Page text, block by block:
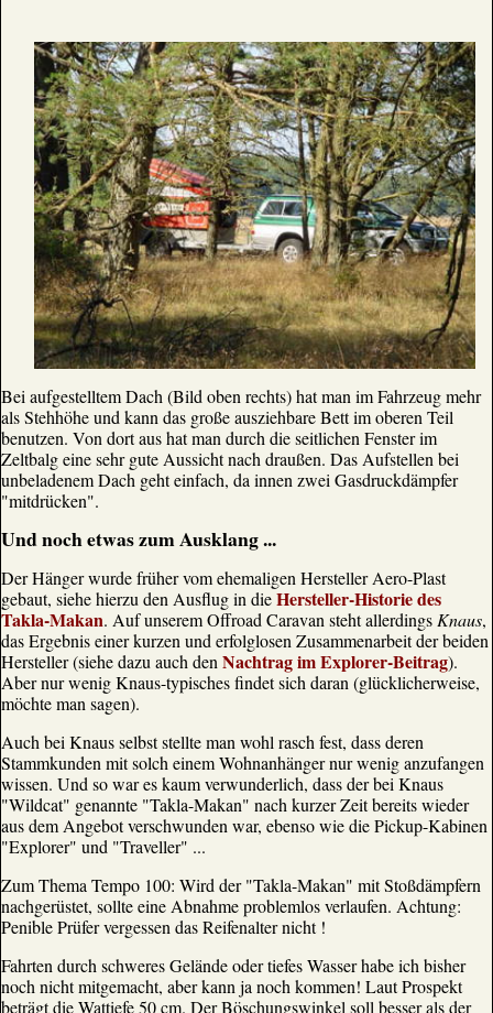
Bei aufgestelltem Dach (Bild oben rechts) hat man im Fahrzeug mehr
als Stehhöhe und kann das große ausziehbare Bett im oberen Teil
benutzen. Von dort aus hat man durch die seitlichen Fenster im
Zeltbalg eine sehr gute Aussicht nach draußen. Das Aufstellen bei
unbeladenem Dach geht einfach, da innen zwei Gasdruckdämpfer
"mitdrücken".
Und noch etwas zum Ausklang ...
Der Hänger wurde früher vom ehemaligen Hersteller Aero-Plast
gebaut, siehe hierzu den Ausflug in dieHersteller-Historie des
Takla-Makan. Auf unserem Offroad Caravan steht allerdings Knaus,
das Ergebnis einer kurzen und erfolglosen Zusammenarbeit der beiden
Hersteller (siehe dazu auch den Nachtrag im Explorer-Beitrag).
Aber nur wenig Knaus-typisches findet sich daran (glücklicherweise,
möchte man sagen).
Auch bei Knaus selbst stellte man wohl rasch fest, dass deren
Stammkunden mit solch einem Wohnanhänger nur wenig anzufangen
wissen. Und so war es kaum verwunderlich, dass der bei Knaus
"Wildcat" genannte "Takla-Makan" nach kurzer Zeit bereits wieder
aus dem Angebot verschwunden war, ebenso wie die Pickup-Kabinen
"Explorer" und "Traveller" ...
Zum Thema Tempo 100: Wird der "Takla-Makan" mit Stoßdämpfern
nachgerüstet, sollte eine Abnahme problemlos verlaufen. Achtung:
Penible Prüfer vergessen das Reifenalter nicht !
Fahrten durch schweres Gelände oder tiefes Wasser habe ich bisher
noch nicht mitgemacht, aber kann ja noch kommen! Laut Prospekt
beträgt die Wattiefe 50 cm. Der Böschungswinkel soll besser als der